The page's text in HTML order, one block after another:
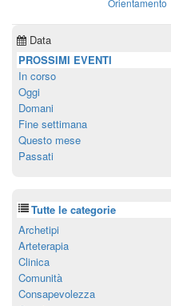
Orientamento
Data
PROSSIMI EVENTI
In corso
Oggi
Domani
Fine settimana
Questo mese
Passati
Tutte le categorie
Archetipi
Arteterapia
Clinica
Comunità
Consapevolezza